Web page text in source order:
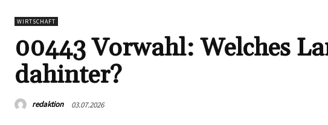
WIRTSCHAFT
00443 Vorwahl: Welches
dahinter?
redaktion 03.07.2026